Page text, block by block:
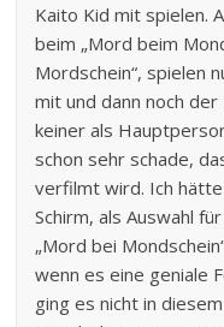
Kaito Kid mit spielen.
beim „Mord beim
Mordschein“, spielen
mit und dann noch
keiner als
schon sehr schade,
verfilmt wird. Ich
Schirm, als Auswahl
„Mord bei
wenn es eine geniale
ging es nicht in